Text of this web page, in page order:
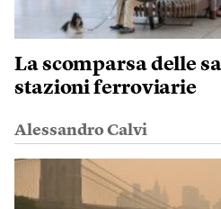
La scomparsa delle
stazioni ferroviarie
Alessandro Calvi